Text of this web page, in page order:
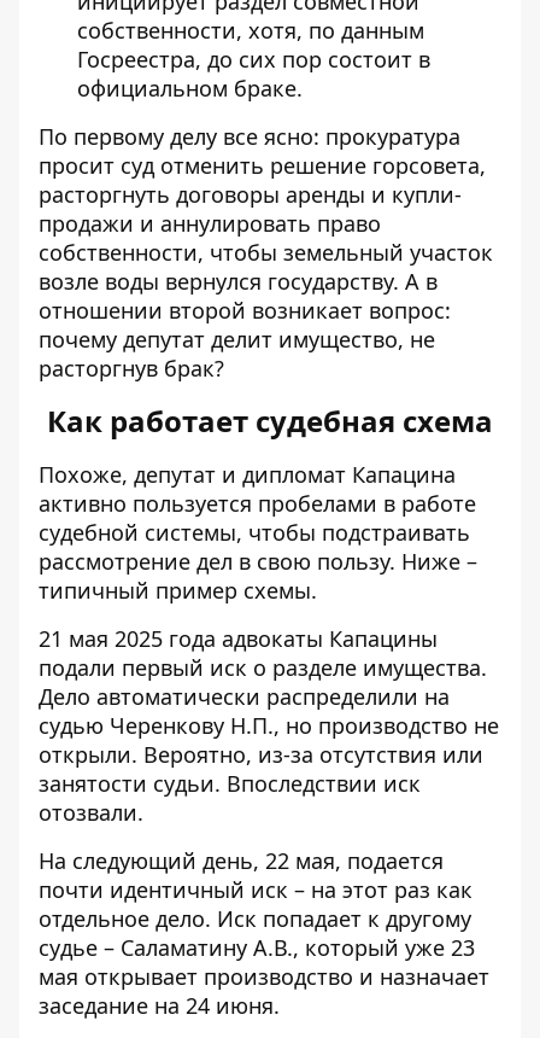
собственности, хотя, по данным
Госреестра, до сих пор состоит в
официальном браке.
По первому делу все ясно: прокуратура
просит суд отменить решение горсовета,
расторгнуть договоры аренды и купли-
продажи и аннулировать право
собственности, чтобы земельный участок
возле воды вернулся государству. А в
отношении второй возникает вопрос:
почему депутат делит имущество, не
расторгнув брак?
Как работает судебная схема
Похоже, депутат и дипломат Капацина
активно пользуется пробелами в работе
судебной системы, чтобы подстраивать
рассмотрение дел в свою пользу. Ниже –
типичный пример схемы.
21 мая 2025 года адвокаты Капацины
подали первый иск о разделе имущества.
Дело автоматически распределили на
судью Черенкову Н.П., но производство не
открыли. Вероятно, из-за отсутствия или
занятости судьи. Впоследствии иск
отозвали.
На следующий день, 22 мая, подается
почти идентичный иск – на этот раз как
отдельное дело. Иск попадает к другому
судье – Саламатину А.В., который уже 23
мая открывает производство и назначает
заседание на 24 июня.